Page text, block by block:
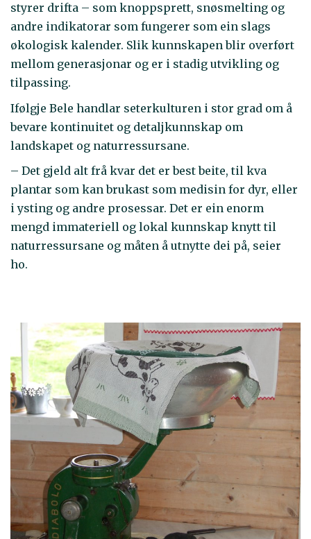
styrer drifta – som knoppsprett, snøsmelting og
andre indikatorar som fungerer som ein slags
økologisk kalender. Slik kunnskapen blir overført
mellom generasjonar og er i stadig utvikling og
tilpassing.
Ifølgje Bele handlar seterkulturen i stor grad om å
bevare kontinuitet og detaljkunnskap om
landskapet og naturressursane.
– Det gjeld alt frå kvar det er best beite, til kva
plantar som kan brukast som medisin for dyr, eller
i ysting og andre prosessar. Det er ein enorm
mengd immateriell og lokal kunnskap knytt til
naturressursane og måten å utnytte dei på, seier
ho.